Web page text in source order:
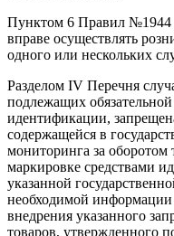
Пунктом 6 Правил №1944
вправе осуществлять
одного или нескольких
Разделом IV Перечня
подлежащих
идентификации,
содержащейся в
мониторинга за оборотом
маркировке средствами
указанной
необходимой информации
внедрения указанного
товаров, утвержденного